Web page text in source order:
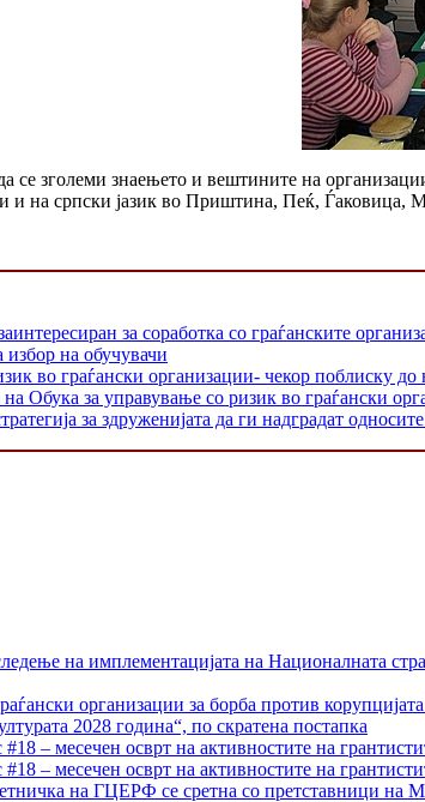
се зголеми знаењето и вештините на
и на српски јазик во Приштина, Пеќ, Ѓаковица,
за соработка со граѓанските
на обучувачи
во граѓански организации- чекор поблиску
Обука за управување со ризик во граѓански
за здруженијата да ги надградат односите
на имплементацијата на Националната
организации за борба против
2028 година“, по скратена постапка
– месечен осврт на активностите на
– месечен осврт на активностите на
на ГЦЕРФ се сретна со претставници